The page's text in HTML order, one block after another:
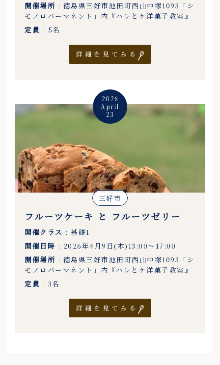
開催場所 : 徳島県三好市池田町西山中塚1093「シ
モノロパーマネント」内『ハレとケ洋菓子教室』
定員 : 5名
詳細を見てみる
2026
April
23
三好市
フルーツケーキ と フルーツゼリー
開催クラス : 基礎1
開催日時 : 2026年4月9日(木)13:00〜17:00
開催場所 : 徳島県三好市池田町西山中塚1093「シ
モノロパーマネント」内『ハレとケ洋菓子教室』
定員 : 3名
詳細を見てみる